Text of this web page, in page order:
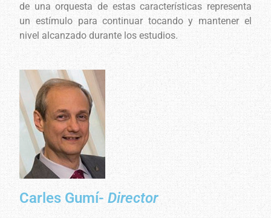
de una orquesta de estas características representa
un estímulo para continuar tocando y mantener el
nivel alcanzado durante los estudios.
Carles Gumí-Director